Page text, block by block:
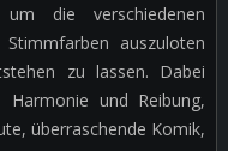
die verschiedenen
auszuloten
zu lassen. Dabei
Harmonie und Reibung,
überraschende Komik,